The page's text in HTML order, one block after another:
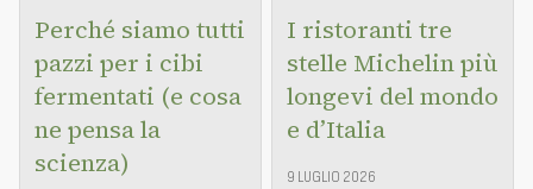
Perché siamo tutti
pazzi per i cibi
fermentati (e cosa
ne pensa la
scienza)
I ristoranti tre
stelle Michelin più
longevi del mondo
e d’Italia
9 LUGLIO 2026